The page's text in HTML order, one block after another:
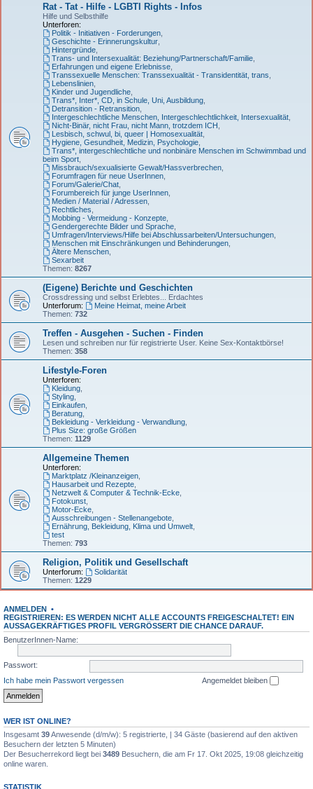
Rat - Tat - Hilfe - LGBTI Rights - Infos
Hilfe und Selbsthilfe
Unterforen:
Politik - Initiativen - Forderungen,
Geschichte - Erinnerungskultur,
Hintergründe,
Trans- und Intersexualität: Beziehung/Partnerschaft/Familie,
Erfahrungen und eigene Erlebnisse,
Transsexuelle Menschen: Transsexualität - Transidentität, trans
Lebenslinien,
Kinder und Jugendliche,
Trans*, Inter*, CD, in Schule, Uni, Ausbildung,
Detransition - Retransition,
Intergeschlechtliche Menschen, Intergeschlechtlichkeit, Intersexualität,
Nicht-Binär, nicht Frau, nicht Mann, trotzdem ICH
Lesbisch, schwul, bi, queer | Homosexualität,
Hygiene, Gesundheit, Medizin, Psychologie,
Trans*, intergeschlechtliche und nonbinäre Menschen im Schwimmbad und
beim Sport
Missbrauch/sexualisierte Gewalt/Hassverbrechen,
Forumfragen für neue UserInnen,
Forum/Galerie/Chat,
Forumbereich für junge UserInnen,
Medien / Material / Adressen,
Rechtliches
Mobbing - Vermeidung - Konzepte,
Gendergerechte Bilder und Sprache,
Umfragen/Interviews/Hilfe bei Abschlussarbeiten/Untersuchungen,
Menschen mit Einschränkungen und Behinderungen,
Ältere Menschen,
Sexarbeit
Themen: 8267
(Eigene) Berichte und Geschichten
Crossdressing und selbst Erlebtes... Erdachtes
Unterforum:
Meine Heimat, meine Arbeit
Themen: 732
Treffen - Ausgehen - Suchen - Finden
Lesen und schreiben nur für registrierte User. Keine Sex-Kontaktbörse!
Themen: 358
Lifestyle-Foren
Unterforen:
Kleidung,
Styling,
Einkaufen,
Beratung,
Bekleidung - Verkleidung - Verwandlung,
Plus Size: große Größen
Themen: 1129
Allgemeine Themen
Unterforen:
Marktplatz /Kleinanzeigen,
Hausarbeit und Rezepte,
Netzwelt & Computer & Technik-Ecke,
Fotokunst,
Motor-Ecke,
Ausschreibungen - Stellenangebote,
Ernährung, Bekleidung, Klima und Umwelt,
test
Themen: 793
Religion, Politik und Gesellschaft
Unterforum:
Solidarität
Themen: 1229
ANMELDEN •
REGISTRIEREN: ES WERDEN NICHT ALLE ACCOUNTS FREIGESCHALTET! EIN
AUSSAGEKRÄFTIGES PROFIL VERGRÖSSERT DIE CHANCE DARAUF.
BenutzerInnen-Name:
Passwort:
Ich habe mein Passwort vergessen
Angemeldet bleiben
WER IST ONLINE?
Insgesamt 39Anwesende (d/m/w): 5 registrierte, | 34 Gäste (basierend auf den aktiven
Besuchern der letzten 5 Minuten)
Der Besucherrekord liegt bei 3489 Besuchern, die am Fr 17. Okt 2025, 19:08 gleichzeitig
online waren.
STATISTIK